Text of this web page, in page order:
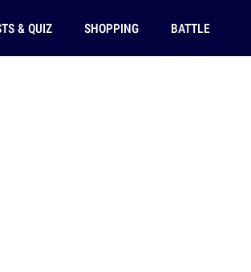
& QUIZ SHOPPING BATTLE